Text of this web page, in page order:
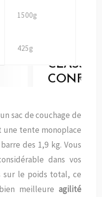
1500g
425g
sac de couchage de
une tente monoplace
des 1,9 kg. Vous
dans vos
sur le poids total, ce
meilleure agilité